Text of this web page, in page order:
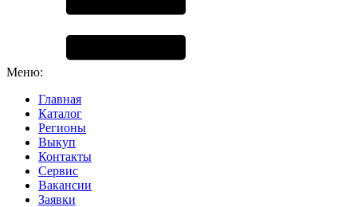
Меню:
Главная
Каталог
Регионы
Выкуп
Контакты
Сервис
Вакансии
Заявки